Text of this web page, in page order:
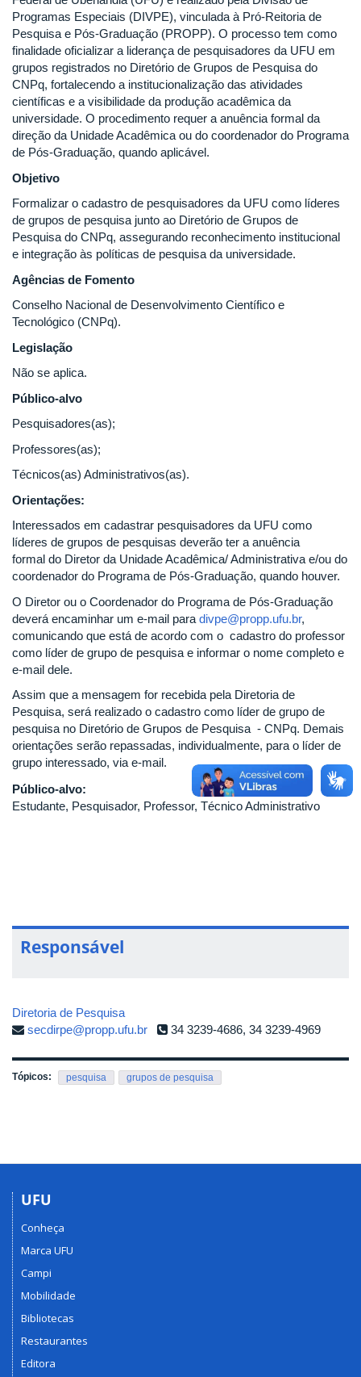
Programas Especiais (DIVPE), vinculada à Pró-Reitoria de
Pesquisa e Pós-Graduação (PROPP). O processo tem como
finalidade oficializar a liderança de pesquisadores da UFU em
grupos registrados no Diretório de Grupos de Pesquisa do
CNPq, fortalecendo a institucionalização das atividades
científicas e a visibilidade da produção acadêmica da
universidade. O procedimento requer a anuência formal da
direção da Unidade Acadêmica ou do coordenador do Programa
de Pós-Graduação, quando aplicável.
Objetivo
Formalizar o cadastro de pesquisadores da UFU como líderes
de grupos de pesquisa junto ao Diretório de Grupos de
Pesquisa do CNPq, assegurando reconhecimento institucional
e integração às políticas de pesquisa da universidade.
Agências de Fomento
Conselho Nacional de Desenvolvimento Científico e
Tecnológico (CNPq).
Legislação
Não se aplica.
Público-alvo
Pesquisadores(as);
Professores(as);
Técnicos(as) Administrativos(as).
Orientações:
Interessados em cadastrar pesquisadores da UFU como
líderes de grupos de pesquisas deverão ter a anuência
formal do Diretor da Unidade Acadêmica/ Administrativa e/ou do
coordenador do Programa de Pós-Graduação, quando houver.
O Diretor ou o Coordenador do Programa de Pós-Graduação
deverá encaminhar um e-mail para divpe@propp.ufu.br,
comunicando que está de acordo com o cadastro do professor
como líder de grupo de pesquisa e informar o nome completo e
e-mail dele.
Assim que a mensagem for recebida pela Diretoria de
Pesquisa, será realizado o cadastro como líder de grupo de
pesquisa no Diretório de Grupos de Pesquisa - CNPq. Demais
orientações serão repassadas, individualmente, para o líder de
grupo interessado, via e-mail.
Público-alvo:
Estudante, Pesquisador, Professor, Técnico Administrativo
Responsável
Diretoria de Pesquisa
secdirpe@propp.ufu.br
34 3239-4686, 34 3239-4969
Tópicos: pesquisa grupos de pesquisa
UFU
Conheça
Marca UFU
Campi
Mobilidade
Bibliotecas
Restaurantes
Editora